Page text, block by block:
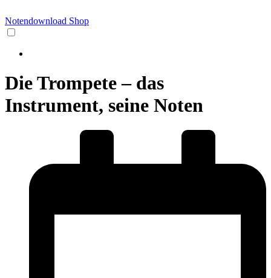
Notendownload Shop
Die Trompete – das
Instrument, seine Noten